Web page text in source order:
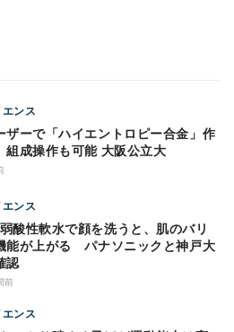
ンス
ザーで「ハイエントロピー合金」作
組成操作も可能 大阪公立大
ンス
能が上がる パナソニックと神戸大
認
前
ンス